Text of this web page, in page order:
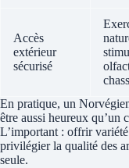
Accès
extérieur
sécurisé
En pratique, un
être aussi heureux qu’un
L’important : offrir
privilégier la qualité des
seule.